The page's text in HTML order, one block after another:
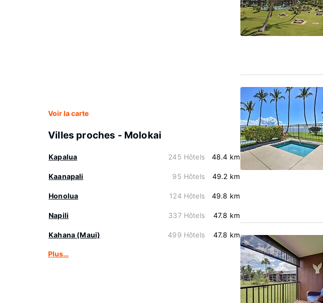
Voir la carte
Villes proches - Molokai
Kapalua 245 Hôtels 48.4 km
Kaanapali 95 Hôtels 49.2 km
Honolua 124 Hôtels 49.8 km
Napili 337 Hôtels 47.8 km
Kahana (Maui) 499 Hôtels 47.8 km
Plus…